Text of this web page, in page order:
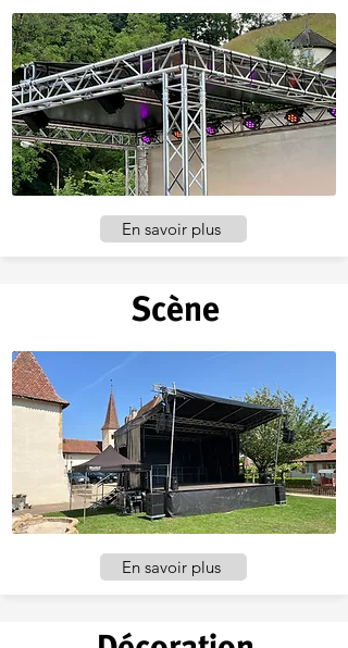
En savoir plus
Scène
En savoir plus